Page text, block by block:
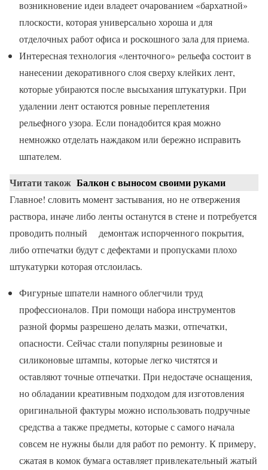
возникновение идеи владеет очарованием «бархатной»
плоскости, которая универсально хороша и для
отделочных работ офиса и роскошного зала для приема.
Интересная технология «ленточного» рельефа состоит в
нанесении декоративного слоя сверху клейких лент,
которые убираются после высыхания штукатурки. При
удалении лент остаются ровные переплетения
рельефного узора. Если понадобится края можно
немножко отделать наждаком или бережно исправить
шпателем.
Читати також Балкон с выносом своими руками
Главное! словить момент застывания, но не отвержения
раствора, иначе либо ленты останутся в стене и потребуется
проводить полный демонтаж испорченного покрытия,
либо отпечатки будут с дефектами и пропусками плохо
штукатурки которая отслоилась.
Фигурные шпатели намного облегчили труд
профессионалов. При помощи набора инструментов
разной формы разрешено делать мазки, отпечатки,
опасности. Сейчас стали популярны резиновые и
силиконовые штампы, которые легко чистятся и
оставляют точные отпечатки. При недостаче оснащения,
но обладании креативным подходом для изготовления
оригинальной фактуры можно использовать подручные
средства а также предметы, которые с самого начала
совсем не нужны были для работ по ремонту. К примеру,
сжатая в комок бумага оставляет привлекательный жатый